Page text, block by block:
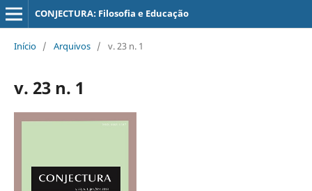
CONJECTURA: Filosofia e Educação
Início / Arquivos / v. 23 n. 1
v. 23 n. 1